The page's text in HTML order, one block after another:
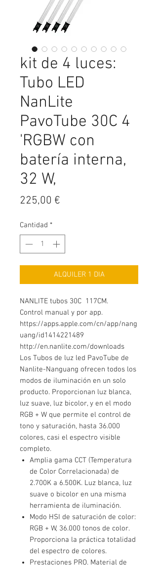
kit de 4 luces:
Tubo LED
NanLite
PavoTube 30C 4
'RGBW con
batería interna,
32 W,
225,00 €
Cantidad *
ALQUILER 1 DIA
NANLITE tubos 30C 117CM.
Control manual y por app.
https://apps.apple.com/cn/app/nang
uang/id1414221489
http://en.nanlite.com/downloads
Los Tubos de luz led PavoTube de
Nanlite-Nanguang ofrecen todos los
modos de iluminación en un solo
producto. Proporcionan luz blanca,
luz suave, luz bicolor, y en el modo
RGB + W que permite el control de
tono y saturación, hasta 36.000
colores, casi el espectro visible
completo.
Amplia gama CCT (Temperatura
de Color Correlacionada) de
2.700K a 6.500K. Luz blanca, luz
suave o bicolor en una misma
herramienta de iluminación.
Modo HSI de saturación de color:
RGB + W, 36.000 tonos de color.
Proporciona la práctica totalidad
del espectro de colores.
Prestaciones PRO. Material de